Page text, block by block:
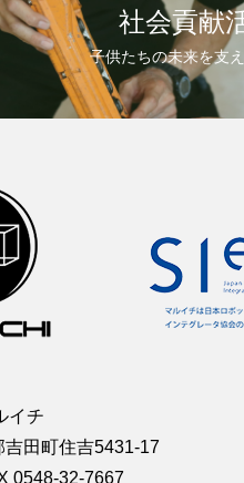
社会貢献
子供たちの未来を支
イチ
田町住吉5431-17
0548-32-7667